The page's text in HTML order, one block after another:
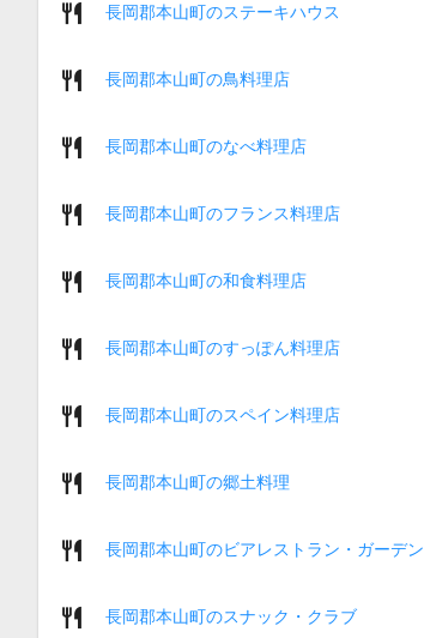
長岡郡本山町のステーキハウス
長岡郡本山町の鳥料理店
長岡郡本山町のなべ料理店
長岡郡本山町のフランス料理店
長岡郡本山町の和食料理店
長岡郡本山町のすっぽん料理店
長岡郡本山町のスペイン料理店
長岡郡本山町の郷土料理
長岡郡本山町のビアレストラン・ガーデン
長岡郡本山町のスナック・クラブ